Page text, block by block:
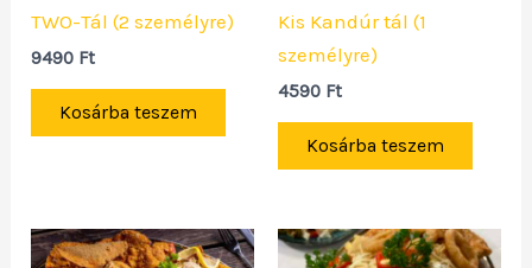
TWO-Tál (2 személyre)
9490 Ft
Kosárba teszem
Kis Kandúr tál (1
személyre)
4590 Ft
Kosárba teszem